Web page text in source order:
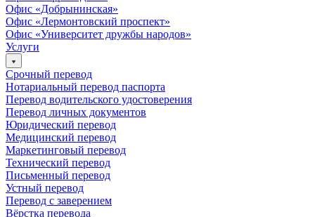
Офис «Добрынинская»
Офис «Лермонтовский проспект»
Офис «Университет дружбы народов»
Услуги
Срочный перевод
Нотариальный перевод паспорта
Перевод водительского удостоверения
Перевод личных документов
Юридический перевод
Медицинский перевод
Маркетинговый перевод
Технический перевод
Письменный перевод
Устный перевод
Перевод с заверением
Вёрстка перевода